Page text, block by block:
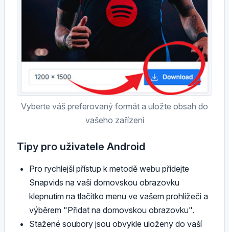
Vyberte váš preferovaný formát a uložte obsah do
vašeho zařízení
Tipy pro uživatele Android
Pro rychlejší přístup k metodě webu přidejte
Snapvids na vaši domovskou obrazovku
klepnutím na tlačítko menu ve vašem prohlížeči a
výběrem "Přidat na domovskou obrazovku".
Stažené soubory jsou obvykle uloženy do vaší